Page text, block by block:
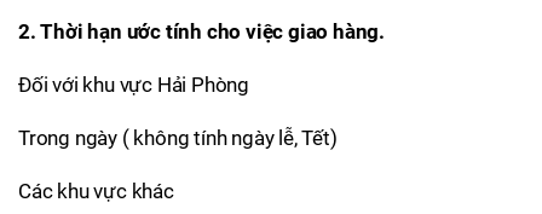
2. Thời hạn ước tính cho việc giao hàng.
Đối với khu vực Hải Phòng
Trong ngày ( không tính ngày lễ, Tết)
Các khu vực khác